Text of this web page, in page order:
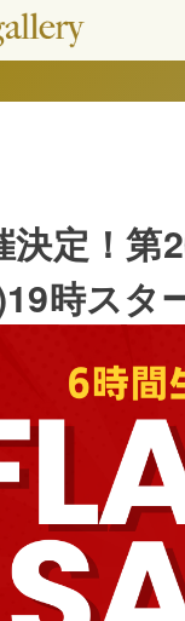
決定！第
時スタ